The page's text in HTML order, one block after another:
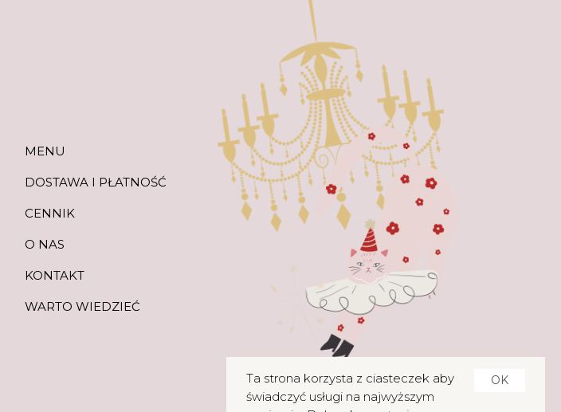
KONTAKT
O NAS
CENNIK
DOSTAWA I PŁATNOŚĆ
MENU
WARTO WIEDZIEĆ
Ta strona korzysta z ciasteczek aby
świadczyć usługi na najwyższym
OK